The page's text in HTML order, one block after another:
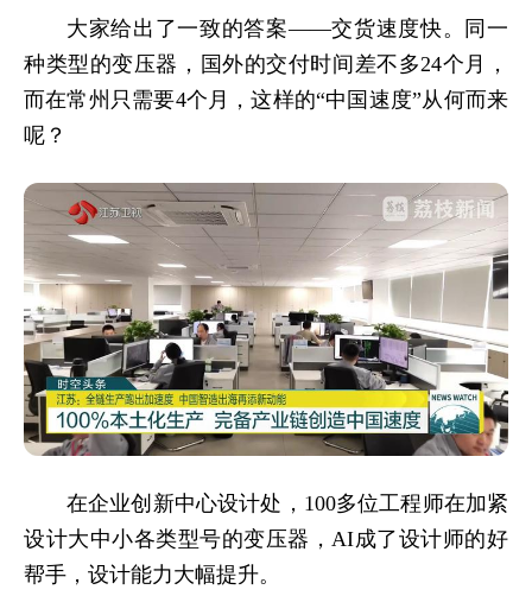
大家给出了一致的答案——交货速度快。同一
种类型的变压器，国外的交付时间差不多24个月，
而在常州只需要4个月，这样的“中国速度”从何而来
呢？
在企业创新中心设计处，100多位工程师在加紧
设计大中小各类型号的变压器，AI成了设计师的好
帮手，设计能力大幅提升。